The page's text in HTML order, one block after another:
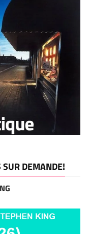
SUR DEMANDE!